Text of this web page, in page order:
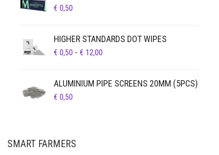
€ 0,50
HIGHER STANDARDS DOT WIPES
€ 0,50 - € 12,00
€ 12,00
ALUMINIUM PIPE SCREENS 20MM (5PCS)
€ 0,50
SMART FARMERS